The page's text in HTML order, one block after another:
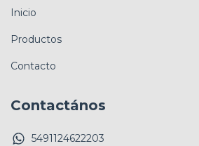
Inicio
Productos
Contacto
Contactános
5491124622203